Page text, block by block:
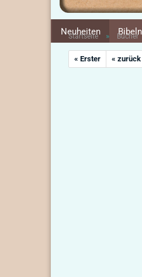
Neuheiten Bibeln
Startseite » Bücher
« Erster « zurück